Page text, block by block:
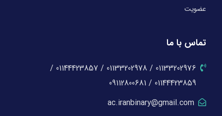
عضویت
تماس با ما
01133202976 / 01133202978 / 01144423857 /
01144423859 / 09112800681
ac.iranbinary@gmail.com